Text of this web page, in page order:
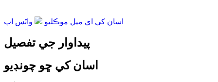
اسان کي اي ميل موڪليو واٽس اپ
پيداوار جي تفصيل
اسان کي ڇو چونڊيو